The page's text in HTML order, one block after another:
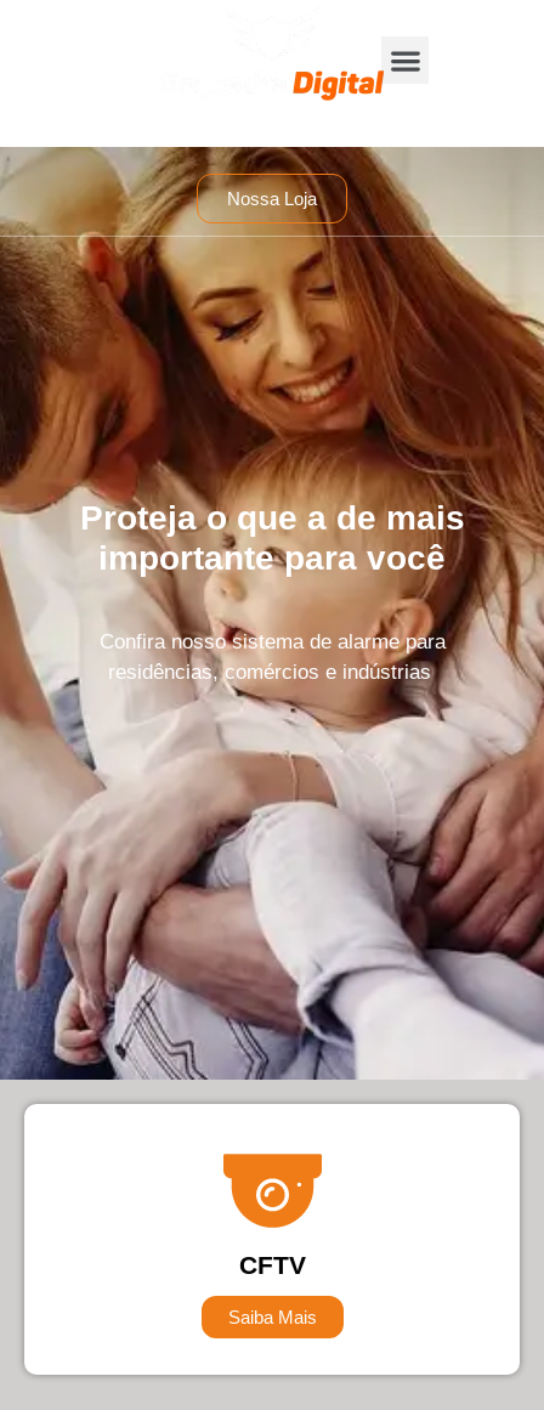
Nossa Loja
Proteja o que a de mais
importante para você
Confira nosso sistema de alarme para
residências, comércios e indústrias
CFTV
Saiba Mais